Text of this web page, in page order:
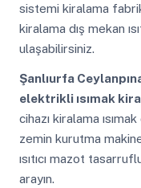
sistemi kiralama fabrika
kiralama dış mekan
ulaşabilirsiniz.
Şanlıurfa
elektrikli ısımak
cihazı kiralama
zemin kurutma
ısıtıcı mazot
arayın.